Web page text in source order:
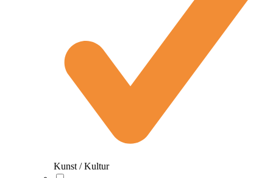
Kunst / Kultur